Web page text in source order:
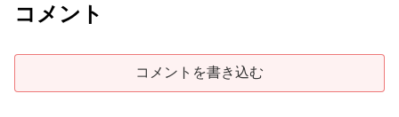
コメント
コメントを書き込む